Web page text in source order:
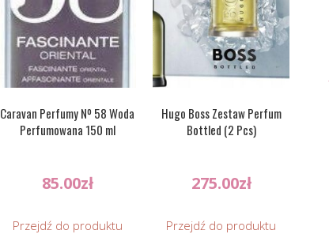
Caravan Perfumy Nº 58 Woda
Perfumowana 150 ml
85.00zł
Przejdź do produktu
Hugo Boss Zestaw Perfum
Bottled (2 Pcs)
275.00zł
Przejdź do produktu